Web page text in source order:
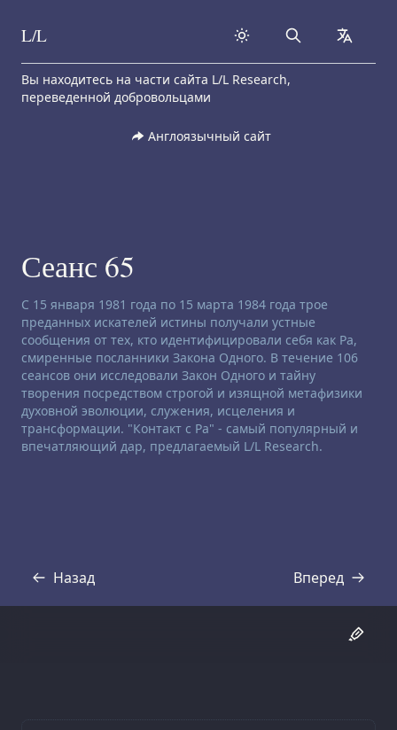
Skip to content
L/L Search
Вы находитесь на части сайта L/L Research,
переведенной добровольцами
Англоязычный сайт
Сеанс 65
Заявление об отказе от ответственности:
С 15 января 1981 года по 15 марта 1984 года трое
преданных искателей истины получали устные
сообщения от тех, кто идентифицировали себя как Ра,
смиренные посланники Закона Одного. В течение 106
сеансов они исследовали Закон Одного и тайну
творения посредством строгой и изящной метафизики
духовной эволюции, служения, исцеления и
трансформации. "Контакт с Ра" - самый популярный и
впечатляющий дар, предлагаемый L/L Research.
Назад
Стенограмма Вперед
Стенограмма